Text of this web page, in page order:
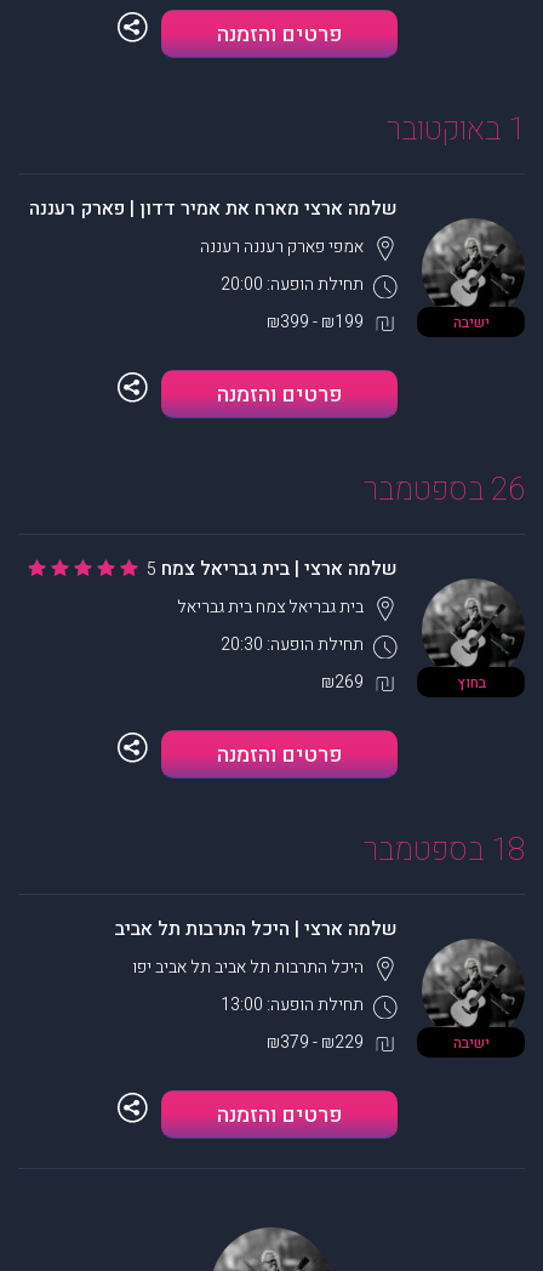
פרטים והזמנה
1 באוקטובר
ישיבה
שלמה ארצי מארח את אמיר דדון | פארק רעננה
תחילת הופעה: 20:00
אמפי פארק רעננה רעננה
₪199 - ₪399
פרטים והזמנה
26 בספטמבר
בחוץ
שלמה ארצי | בית גבריאל צמח 5
תחילת הופעה: 20:30
בית גבריאל צמחבית גבריאל
₪269
פרטים והזמנה
18 בספטמבר
ישיבה
שלמה ארצי | היכל התרבות תל אביב
תחילת הופעה: 13:00
היכל התרבות תל אביבתל אביב יפו
₪229 - ₪379
פרטים והזמנה